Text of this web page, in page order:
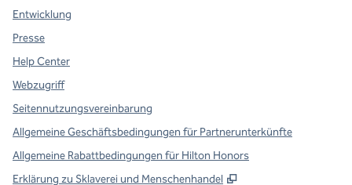
Entwicklung
Presse
Help Center
Webzugriff
Seitennutzungsvereinbarung
Allgemeine Geschäftsbedingungen für Partnerunterkünfte
Allgemeine Rabattbedingungen für Hilton Honors
Erklärung zu Sklaverei und Menschenhandel
,